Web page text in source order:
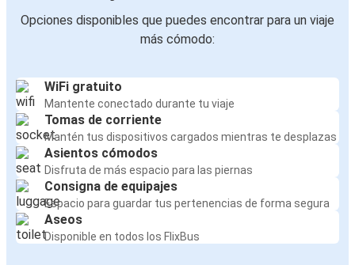
Opciones disponibles que puedes encontrar para un viaje
más cómodo:
WiFi gratuito
Mantente conectado durante tu viaje
Tomas de corriente
Mantén tus dispositivos cargados mientras te desplazas
Asientos cómodos
Disfruta de más espacio para las piernas
Consigna de equipajes
Espacio para guardar tus pertenencias de forma segura
Aseos
Disponible en todos los FlixBus